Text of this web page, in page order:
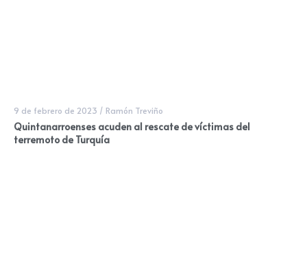
9 de febrero de 2023 / Ramón Treviño
Quintanarroenses acuden al rescate de víctimas del
terremoto de Turquía